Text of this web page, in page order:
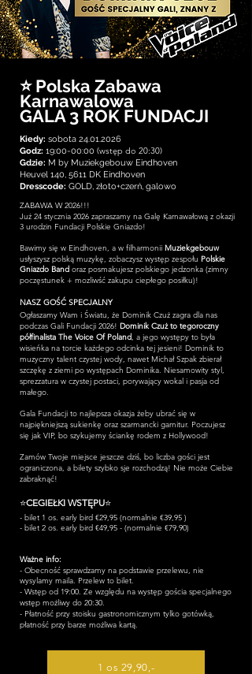
⭐ Polska Zabawa
Karnawalowa
GALA 3 ROK FUNDACJI
Kiedy: sobota 24.01.2026
Godz: 19:00-00:00 (wstęp do 20:30)
Gdzie: M by Muziekgebouw Eindhoven
Heuvel 140, 5611 DK Eindhoven
Dresscode: GOLD, złoto+czerń, galowo
ZABAWA W 2026!!!
Już 24 stycznia 2026 zapraszamy na Galę Karnawałową z okazji
3 urodzin Fundacji Polskie Gniazdo!
Bawimy się w Eindhoven, a w filharmonii Muziekgebouw
usłyszysz polską muzykę, zobaczysz występ zespołu Polskie
Gniazdo Band oraz posmakujesz polskiego jedzonka (zimny
poczęstunek + mozliwść zakupu ciepłego posiłku)!
NASZ GOŚĆ SPECJALNY
Ogłaszamy Wam i Światu, że Dominik Czuż zagra dla nas
podczas Gali Fundacji 2026! Dominik Czuż to tegoroczny
półfinalista The Voice Of Poland, a jego występy to była
wisieńka na torcie każdego odcinka tej jesieni! Dominik to
muzyczny talent czystej wody, nawet Michał Szpak zbierał
szczękę z ziemi po występach Dominika. Niesamowity styl,
sprezzatura w czystej postaci, porywający wokal i pasja od
małego.
Gala Fundacji to najlepsza okazja żeby ubrać się w
najpiękniejszą sukienkę oraz szarmancki garnitur. Poczujesz
się jak VIP, bo szykujemy ściankę rodem z Hollywood!
Zamów Twoje miejsce jeszcze dziś, bo liczba gości jest
ograniczona, a bilety szybko sje rozchodzą! Nie może Ciebie
zabraknąć!
⭐CEGIEŁKI WSTĘPU⭐
- bilet 1 os. early bird €29,95 (normalnie €39,95 )
- bilet 2 os. early bird €49,95 - (normalnie €79,90)
Ważne info:
- Obecność sprawdzamy na podstawie przelewu, nie
wysylamy maila. Przelew to bilet.
​- Wstęp od 19:00. Ze względu na występ gościa specjalnego
wstęp możliwy do 20:30.
- Płatność przy stoisku gastronomicznym tylko gotówką,
płatność przy barze możliwa kartą.
1 os 29,90,-